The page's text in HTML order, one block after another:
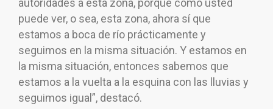
autoridades a esta zona, porque como usted
puede ver, o sea, esta zona, ahora sí que
estamos a boca de río prácticamente y
seguimos en la misma situación. Y estamos en
la misma situación, entonces sabemos que
estamos a la vuelta a la esquina con las lluvias y
seguimos igual”, destacó.